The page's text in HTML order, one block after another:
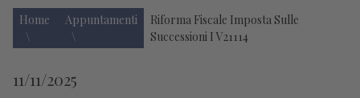
Home Appuntamenti
Riforma Fiscale Imposta Sulle
Successioni I V21114
11/11/2025